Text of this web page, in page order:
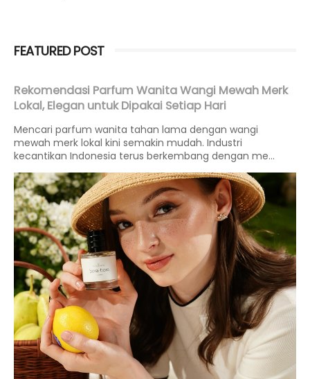
FEATURED POST
Rekomendasi Parfum Wanita Wangi Mewah Merk
Lokal, Elegan untuk Dipakai Setiap Hari
Mencari parfum wanita tahan lama dengan wangi
mewah merk lokal kini semakin mudah. Industri
kecantikan Indonesia terus berkembang dengan me...